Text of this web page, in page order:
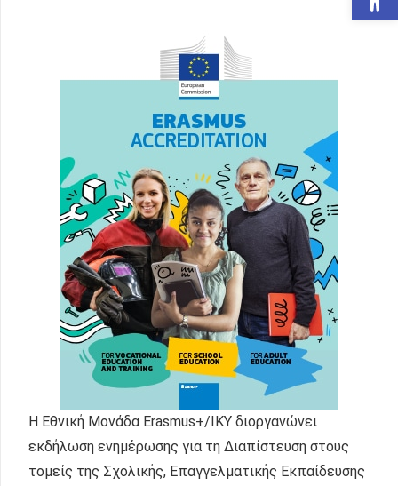
Η Εθνική Μονάδα Erasmus+/IKY διοργανώνει
εκδήλωση ενημέρωσης για τη Διαπίστευση στους
τομείς της Σχολικής, Επαγγελματικής Εκπαίδευσης